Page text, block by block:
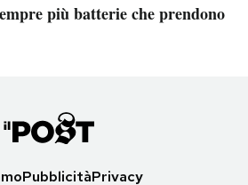
più batterie che prendono
PubblicitàPrivacy